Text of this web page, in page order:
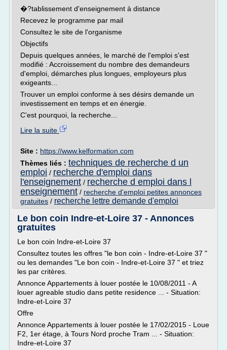
�?tablissement d'enseignement à distance
Recevez le programme par mail
Consultez le site de l'organisme
Objectifs
Depuis quelques années, le marché de l'emploi s'est
modifié : Accroissement du nombre des demandeurs
d'emploi, démarches plus longues, employeurs plus
exigeants...
Trouver un emploi conforme à ses désirs demande un
investissement en temps et en énergie.
C'est pourquoi, la recherche...
Lire la suite
Site : https://www.kelformation.com
Thèmes liés : techniques de recherche d un
emploi / recherche d'emploi dans
l'enseignement / recherche d emploi dans l
enseignement / recherche d'emploi petites annonces
gratuites / recherche lettre demande d'emploi
Le bon coin Indre-et-Loire 37 - Annonces
gratuites
Le bon coin Indre-et-Loire 37
Consultez toutes les offres "le bon coin - Indre-et-Loire 37 "
ou les demandes "Le bon coin - Indre-et-Loire 37 " et triez
les par critères.
Annonce Appartements à louer postée le 10/08/2011 - A
louer agreable studio dans petite residence ... - Situation:
Indre-et-Loire 37
Offre
Annonce Appartements à louer postée le 17/02/2015 - Loue
F2, 1er étage, à Tours Nord proche Tram ... - Situation:
Indre-et-Loire 37